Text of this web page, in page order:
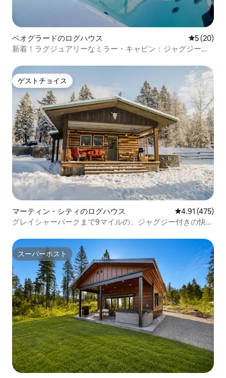
ベオグラードのログハウス レビュー
5 (20)
新着！ラグジュアリーなミラー・キャビン：ジャグジー、
ゲストチョイス
ゲストチョイス
マーティン・シティのログハウス レビュー475
4.91 (475)
グレイシャーパークまで9マイルの、ジャグジー付きの快適
スーパーホスト
スーパーホスト